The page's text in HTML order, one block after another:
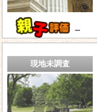
－
現地未調査